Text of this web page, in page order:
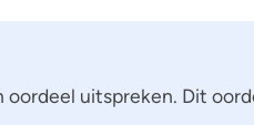
oordeel uitspreken. Dit